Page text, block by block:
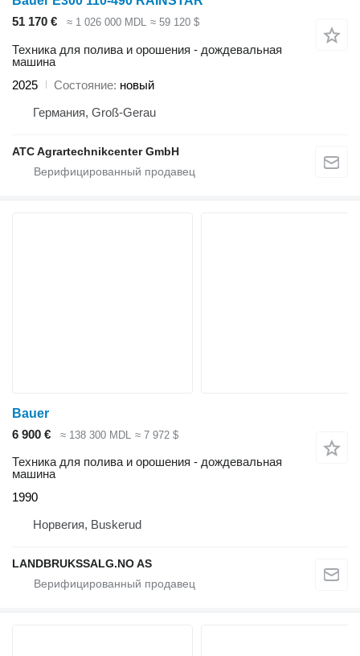
51 170 €
≈ 1 026 000 MDL ≈ 59 120 $
Техника для полива и орошения - дождевальная
машина
2025
Состояние новый
Германия, Groß-Gerau
ATC Agrartechnikcenter GmbH
Bauer
6 900 €
≈ 138 300 MDL ≈ 7 972 $
Техника для полива и орошения - дождевальная
машина
1990
Норвегия, Buskerud
LANDBRUKSSALG.NO AS